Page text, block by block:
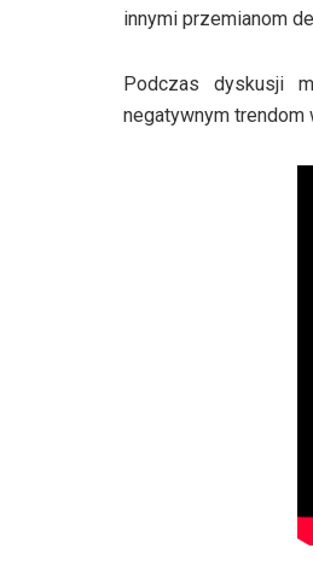
innymi przemianom
Podczas dyskusji
negatywnym